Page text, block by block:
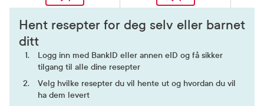
Hent resepter for deg selv eller barnet
ditt
Logg inn med BankID eller annen eID og få sikker
tilgang til alle dine resepter
Velg hvilke resepter du vil hente ut og hvordan du vil
ha dem levert